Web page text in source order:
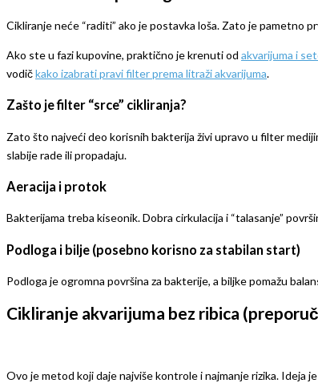
Cikliranje neće “raditi” ako je postavka loša. Zato je pametno
Ako ste u fazi kupovine, praktično je krenuti od akvarijuma i
vodičkako izabrati pravi filter prema litraži akvarijuma.
Zašto je filter “srce” cikliranja?
Zato što najveći deo korisnih bakterija živi upravo u filter
slabije rade ili propadaju.
Aeracija i protok
Bakterijama treba kiseonik. Dobra cirkulacija i “talasanje”
Podloga i bilje (posebno korisno za stabilan start)
Podloga je ogromna površina za bakterije, a biljke pomažu
Cikliranje akvarijuma bez ribica
Ovo je metod koji daje najviše kontrole i najmanje rizika. Ideja